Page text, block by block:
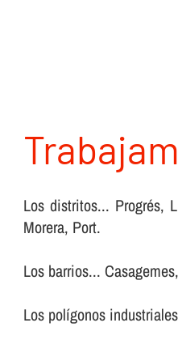
Los distritos... Progrés,
Morera, Port.
Los barrios...
Los polígonos